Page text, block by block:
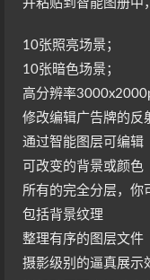
并粘贴到智能图册中
10张照亮场景；
10张暗色场景；
高分辨率
修改编辑广告牌的反
通过智能图层可编辑
可改变的背景或颜色
所有的完全分层，你
包括背景纹理
整理有序的图层文件
摄影级别的逼真展示